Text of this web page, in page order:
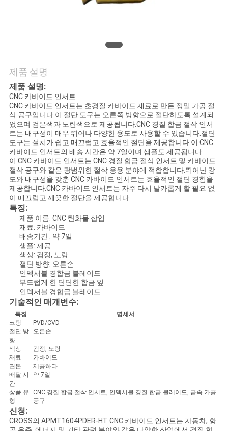
뉴
스
사
이
트
맵
PRIVACY
POLICY
제품 설명
제품 설명:
CNC 카바이드 인서트
CNC 카바이드 인서트는 초경질 카바이드 재료로 만든 정밀 가공 절
삭 공구입니다.이 절단 도구는 오른쪽 방향으로 절단하도록 설계되
었으며 검은색과 노란색으로 제공됩니다.CNC 경질 합금 절삭 인서
트는 내구성이 매우 뛰어나 다양한 용도로 사용할 수 있습니다.절단
도구는 설치가 쉽고 매끄럽고 효율적인 절단을 제공합니다.이 CNC
카바이드 인서트의 배송 시간은 약 7일이며 샘플도 제공됩니다.
이 CNC 카바이드 인서트는 CNC 경질 합금 절삭 인서트 및 카바이드
절삭 공구와 같은 광범위한 절삭 응용 분야에 적합합니다.뛰어난 강
도와 내구성을 갖춘 CNC 카바이드 인서트는 효율적인 절단 경험을
제공합니다.CNC 카바이드 인서트는 자주 다시 날카롭게 할 필요 없
이 매끄럽고 깨끗한 절단을 제공합니다.
특징:
제품 이름: CNC 탄화물 삽입
재료: 카바이드
배송기간 : 약 7일
샘플: 제공
색상: 검정, 노랑
절단 방향: 오른손
인덱서블 경합금 블레이드
부드럽게 한 단단한 합금 잎
인덱서블 경합금 블레이드
기술적인 매개변수:
특징
명세서
코팅
PVD/CVD
절단 방
향
오른손
색상
검정, 노랑
재료
카바이드
견본
제공하다
배달 시
간
약 7일
상품 유
형
CNC 경질 합금 절삭 인서트, 인덱서블 경질 합금 블레이드, 금속 가공
공구
신청:
CROSS의 APMT1604PDER-HT CNC 카바이드 인서트는 자동차, 항